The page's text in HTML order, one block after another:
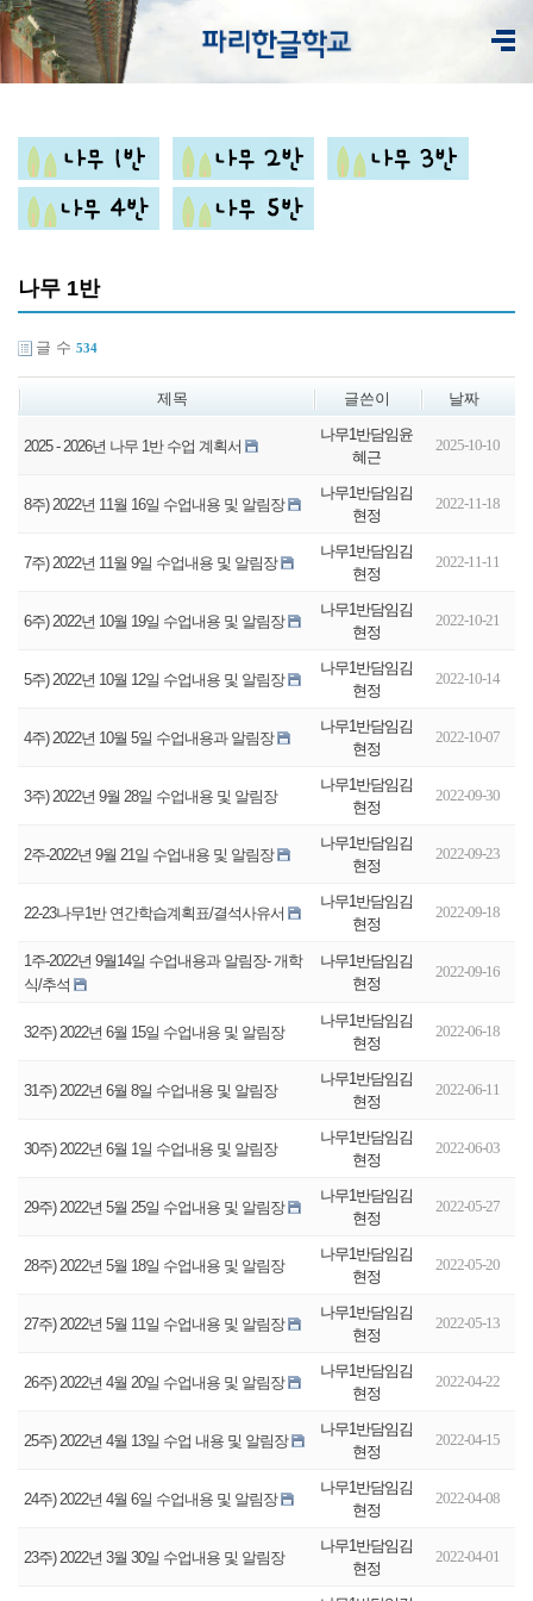
나무 1반
글 수 534
제목 글쓴이 날짜
2025 - 2026년 나무 1반 수업 계획서
나무1반담임윤
혜근
2025-10-10
8주) 2022년 11월 16일 수업내용 및 알림장
나무1반담임김
현정
2022-11-18
7주) 2022년 11월 9일 수업내용 및 알림장
나무1반담임김
현정
2022-11-11
6주) 2022년 10월 19일 수업내용 및 알림장
나무1반담임김
현정
2022-10-21
5주) 2022년 10월 12일 수업내용 및 알림장
나무1반담임김
현정
2022-10-14
4주) 2022년 10월 5일 수업내용과 알림장
나무1반담임김
현정
2022-10-07
3주) 2022년 9월 28일 수업내용 및 알림장
나무1반담임김
현정
2022-09-30
2주-2022년 9월 21일 수업내용 및 알림장
나무1반담임김
현정
2022-09-23
22-23나무1반 연간학습계획표/결석사유서
나무1반담임김
현정
2022-09-18
1주-2022년 9월14일 수업내용과 알림장- 개학
식/추석
나무1반담임김
현정
2022-09-16
32주) 2022년 6월 15일 수업내용 및 알림장
나무1반담임김
현정
2022-06-18
31주) 2022년 6월 8일 수업내용 및 알림장
나무1반담임김
현정
2022-06-11
30주) 2022년 6월 1일 수업내용 및 알림장
나무1반담임김
현정
2022-06-03
29주) 2022년 5월 25일 수업내용 및 알림장
나무1반담임김
현정
2022-05-27
28주) 2022년 5월 18일 수업내용 및 알림장
나무1반담임김
현정
2022-05-20
27주) 2022년 5월 11일 수업내용 및 알림장
나무1반담임김
현정
2022-05-13
26주) 2022년 4월 20일 수업내용 및 알림장
나무1반담임김
현정
2022-04-22
25주) 2022년 4월 13일 수업 내용 및 알림장
나무1반담임김
현정
2022-04-15
24주) 2022년 4월 6일 수업내용 및 알림장
나무1반담임김
현정
2022-04-08
23주) 2022년 3월 30일 수업내용 및 알림장
나무1반담임김
현정
2022-04-01